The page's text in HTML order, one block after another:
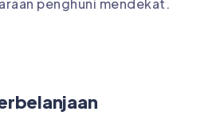
penghuni mendekat.